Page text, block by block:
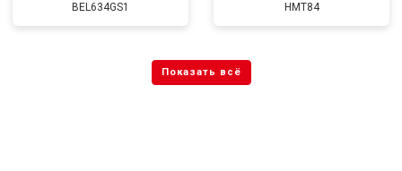
BEL634GS1 HMT84